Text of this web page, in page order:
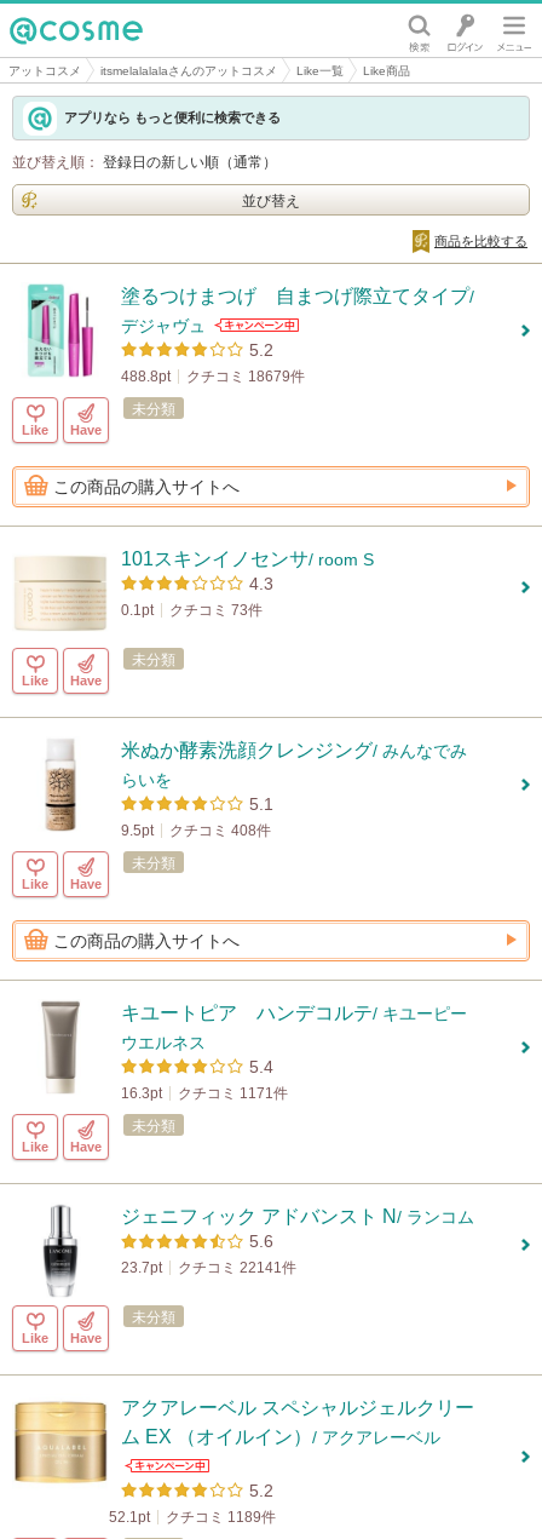
@cosme
アットコスメ itsmelalalalaさんのアットコスメ Like一覧 Like商品
アプリなら もっと便利に検索できる
並び替え順： 登録日の新しい順（通常）
並び替え
商品を比較する
塗るつけまつげ 自まつげ際立てタイプ/
デジャヴュ
5.2
488.8pt クチコミ 18679件
Like Have
未分類
この商品の購入サイトへ
101スキンイノセンサ/ room S
4.3
0.1pt クチコミ 73件
Like Have
未分類
米ぬか酵素洗顔クレンジング/ みんなでみ
らいを
5.1
9.5pt クチコミ 408件
Like Have
未分類
この商品の購入サイトへ
キユートピア ハンデコルテ/ キユーピー
ウエルネス
5.4
16.3pt クチコミ 1171件
Like Have
未分類
ジェニフィック アドバンスト N/ ランコム
5.6
23.7pt クチコミ 22141件
Like Have
未分類
アクアレーベル スペシャルジェルクリー
ム EX （オイルイン） / アクアレーベル
5.2
52.1pt クチコミ 1189件